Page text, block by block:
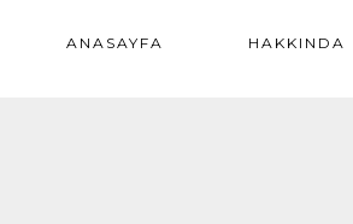
ANASAYFA HAKKINDA